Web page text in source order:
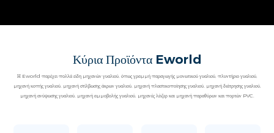
Κύρια Προϊόντα Eworld
Η Eworld παρέχει πολλά είδη μηχανών γυαλιού, όπως γραμμή παραγωγής μονωτικού γυαλιού, πλυντήριο γυαλιού,
μηχανή κοπής γυαλιού, μηχανή στίλβωσης άκρων γυαλιού, μηχανή πλαστικοποίησης γυαλιού, μηχανή διάτρησης γυαλιού,
μηχανή ανύψωσης γυαλιού, μηχανή αμμοβολής γυαλιού, μηχανές λέιζερ και μηχανή παραθύρων και πορτών PVC.